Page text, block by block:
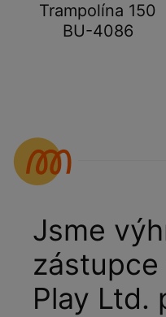
Trampolína 150
BU-4086
Jsme
Play Ltd.